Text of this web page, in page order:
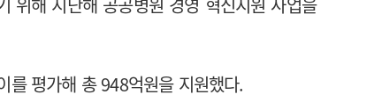
를 평가해 총 948억원을 지원했다.